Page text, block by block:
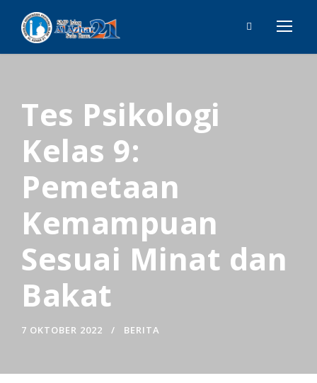
Tes Psikologi
Kelas 9:
Pemetaan
Kemampuan
Sesuai Minat dan
Bakat
7 OKTOBER 2022 BERITA